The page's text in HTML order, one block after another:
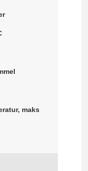
maks